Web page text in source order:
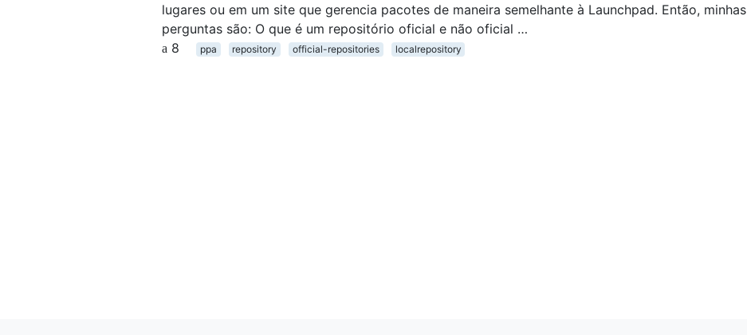
lugares ou em um site que gerencia pacotes de maneira semelhante à Launchpad. Então, minhas
perguntas são: O que é um repositório oficial e não oficial …
8
ppa repository official-repositories localrepository